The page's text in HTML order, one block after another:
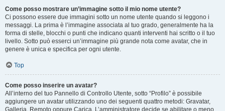
Come posso mostrare un’immagine sotto il mio nome utente?
Ci possono essere due immagini sotto un nome utente quando si leggono i
messaggi. La prima è l’immagine associata al tuo grado, generalmente ha la
forma di stelle, blocchi o punti che indicano quanti interventi hai scritto o il tuo
livello. Sotto può esserci un’immagine più grande nota come avatar, che in
genere è unica e specifica per ogni utente.
Top
Come posso inserire un avatar?
All’interno del tuo Pannello di Controllo Utente, sotto “Profilo” è possibile
aggiungere un avatar utilizzando uno dei seguenti quattro metodi: Gravatar,
Galleria, Remoto oppure Carica. L’amministratore decide se abilitare o meno